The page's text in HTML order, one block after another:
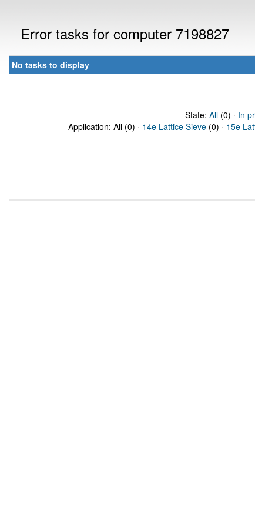
Error tasks for computer 7198827
No tasks to display
State: All(0) · In
Application: All (0) · 14e Lattice Sieve (0) · 15e